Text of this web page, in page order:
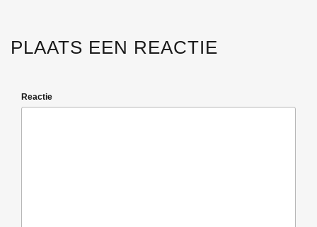
PLAATS EEN REACTIE
Reactie